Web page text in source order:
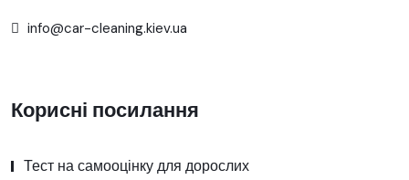
info@car-cleaning.kiev.ua
Корисні посилання
Тест на самооцінку для дорослих